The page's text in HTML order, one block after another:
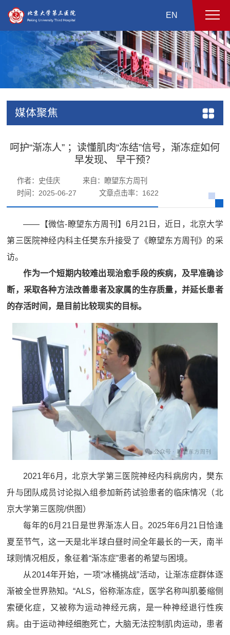
EN
媒体聚焦
呵护“渐冻人” ；读懂肌肉“冻结”信号，渐冻症如何
早发现、 早干预？
作者：史佳庆
来自：瞭望东方周刊
时间：2025-06-27
文章点击率： 1622
——【微信-瞭望东方周刊】6月21日，近日，北京大学
第三医院神经内科主任樊东升接受了《瞭望东方周刊》的采
访。
作为一个短期内较难出现治愈手段的疾病，及早准确诊
断，采取各种方法改善患者及家属的生存质量，并延长患者
的存活时间，是目前比较现实的目标。
2021年6月，北京大学第三医院神经内科病房内，樊东
升与团队成员讨论拟入组参加新药试验患者的临床情况（北
京大学第三医院/供图）
每年的6月21日是世界渐冻人日。2025年6月21日恰逢
夏至节气，这一天是北半球白昼时间全年最长的一天，南半
球则情况相反，象征着“渐冻症”患者的希望与困境。
从2014年开始，一项“冰桶挑战”活动，让渐冻症群体逐
渐被全世界熟知。“ALS，俗称渐冻症，医学名称叫肌萎缩侧
索硬化症，又被称为运动神经元病，是一种神经退行性疾
病。由于运动神经细胞死亡，大脑无法控制肌肉运动，患者